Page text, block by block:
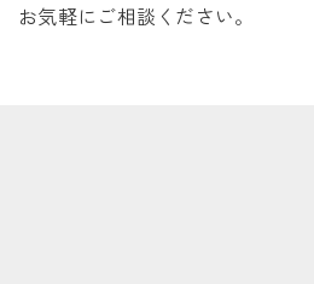
お気軽にご相談ください。